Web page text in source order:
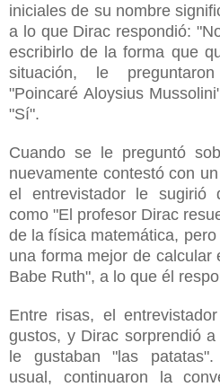
iniciales de su nombre
a lo que Dirac respondió:
escribirlo de la forma que
situación, le
"Poincaré Aloysius
"Sí".
Cuando se le preguntó
nuevamente contestó con
el entrevistador le sugirió
como "El profesor Dirac
de la física matemática,
una forma mejor de calcular
Babe Ruth", a lo que él
Entre risas, el
gustos, y Dirac sorprendió
le gustaban "las
usual, continuaron la